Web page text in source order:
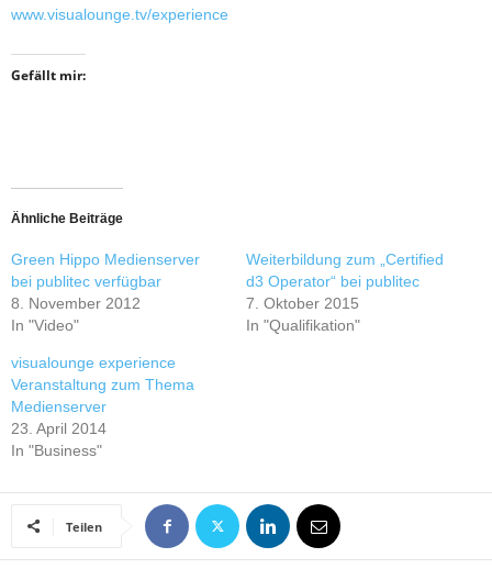
www.visualounge.tv/experience
Gefällt mir:
Ähnliche Beiträge
Green Hippo Medienserver
bei publitec verfügbar
8. November 2012
In "Video"
Weiterbildung zum „Certified
d3 Operator“ bei publitec
7. Oktober 2015
In "Qualifikation"
visualounge experience
Veranstaltung zum Thema
Medienserver
23. April 2014
In "Business"
Teilen